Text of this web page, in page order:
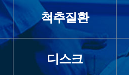
척추질환
디스크